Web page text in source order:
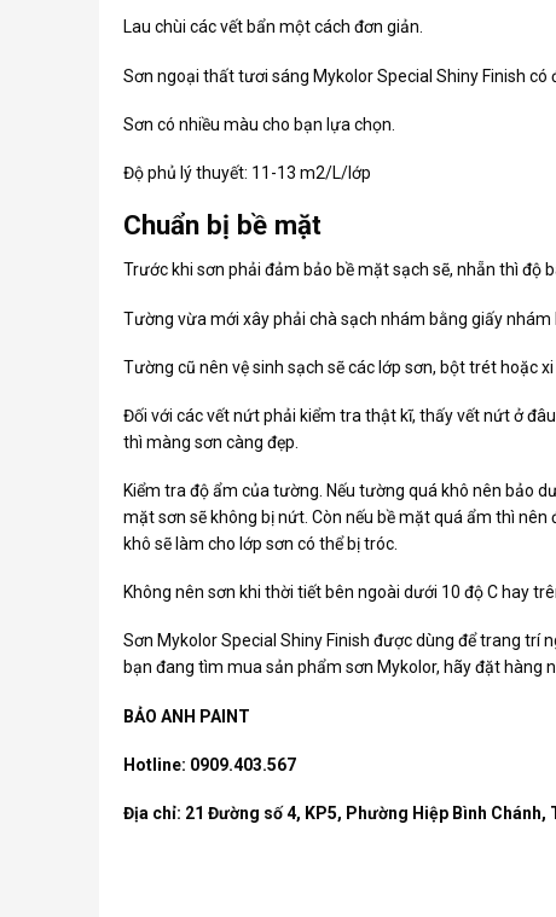
Lau chùi các vết bẩn một cách đơn giản.
Sơn ngoại thất tươi sáng Mykolor Special Shiny Finish có
Sơn có nhiều màu cho bạn lựa chọn.
Độ phủ lý thuyết: 11-13 m2/L/lớp
Chuẩn bị bề mặt
Trước khi sơn phải đảm bảo bề mặt sạch sẽ, nhẵn thì độ
Tường vừa mới xây phải chà sạch nhám bằng giấy nhám
Tường cũ nên vệ sinh sạch sẽ các lớp sơn, bột trét hoặc
Đối với các vết nứt phải kiểm tra thật kĩ, thấy vết nứt ở
thì màng sơn càng đẹp.
Kiểm tra độ ẩm của tường. Nếu tường quá khô nên bảo
mặt sơn sẽ không bị nứt. Còn nếu bề mặt quá ẩm thì
khô sẽ làm cho lớp sơn có thể bị tróc.
Không nên sơn khi thời tiết bên ngoài dưới 10 độ C hay
Sơn Mykolor Special Shiny Finish được dùng để trang trí
bạn đang tìm mua sản phẩm sơn Mykolor, hãy đặt hàng
BẢO ANH PAINT
Hotline: 0909.403.567
Địa chỉ: 21 Đường số 4, KP5, Phường Hiệp Bình Chánh,